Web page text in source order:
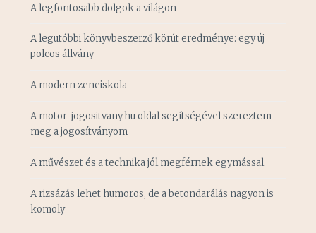
A legfontosabb dolgok a világon
A legutóbbi könyvbeszerző körút eredménye: egy új
polcos állvány
A modern zeneiskola
A motor-jogositvany.hu oldal segítségével szereztem
meg a jogosítványom
A művészet és a technika jól megférnek egymással
A rizsázás lehet humoros, de a betondarálás nagyon is
komoly